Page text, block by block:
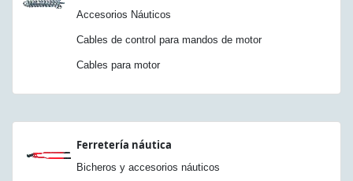
Accesorios Náuticos
Cables de control para mandos de motor
Cables para motor
Ferretería náutica
Bicheros y accesorios náuticos